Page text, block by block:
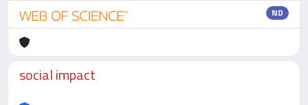
ND
social impact